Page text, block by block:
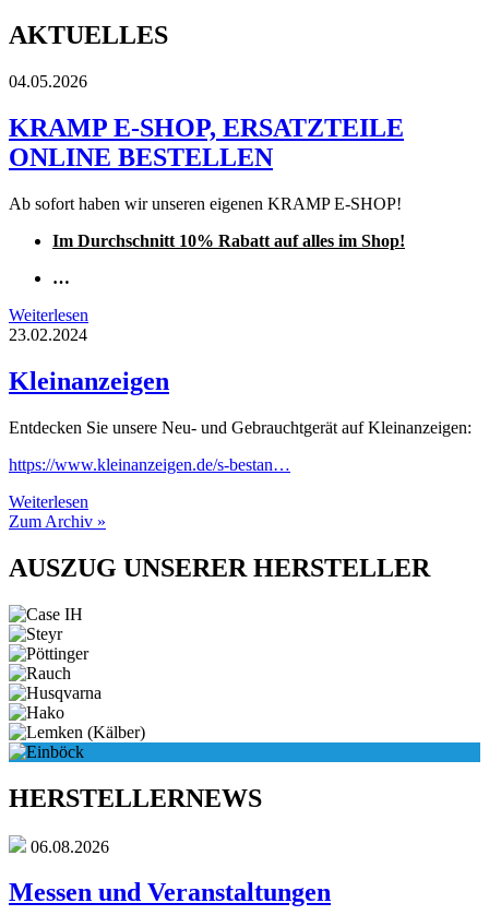
AKTUELLES
04.05.2026
KRAMP E-SHOP, ERSATZTEILE
ONLINE BESTELLEN
Ab sofort haben wir unseren eigenen KRAMP E-SHOP!
Im Durchschnitt 10% Rabatt auf alles im Shop!
…
Weiterlesen
23.02.2024
Kleinanzeigen
Entdecken Sie unsere Neu- und Gebrauchtgerät auf Kleinanzeigen:
https://www.kleinanzeigen.de/s-bestan…
Weiterlesen
Zum Archiv »
AUSZUG UNSERER HERSTELLER
HERSTELLERNEWS
06.08.2026
Messen und Veranstaltungen